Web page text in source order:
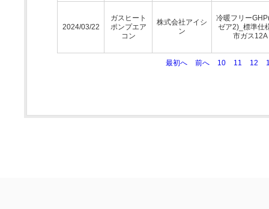
2024/03/22
ガスヒート
ポンプエア
コン
株式会社アイシ
ン
冷暖フリー
ゼア2)_標準仕
市ガス12A
最初へ 前へ 10 11 12